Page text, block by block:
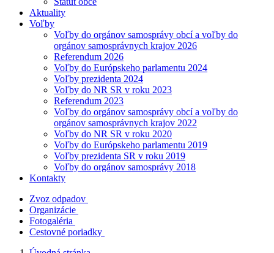
Aktuality
Voľby
Voľby do orgánov samosprávy obcí a voľby do
orgánov samosprávnych krajov 2026
Referendum 2026
Voľby do Európskeho parlamentu 2024
Voľby prezidenta 2024
Voľby do NR SR v roku 2023
Referendum 2023
Voľby do orgánov samosprávy obcí a voľby do
orgánov samosprávnych krajov 2022
Voľby do NR SR v roku 2020
Voľby do Európskeho parlamentu 2019
Voľby prezidenta SR v roku 2019
Voľby do orgánov samosprávy 2018
Kontakty
Zvoz odpadov
Organizácie
Fotogaléria
Cestovné poriadky